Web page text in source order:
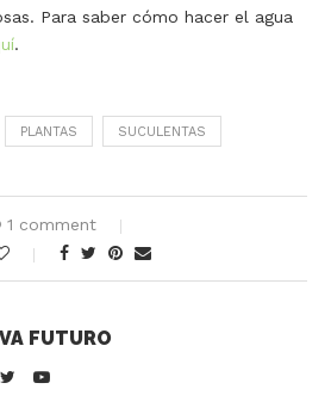
Para saber cómo hacer el agua
.
PLANTAS SUCULENTAS
1 comment
FUTURO